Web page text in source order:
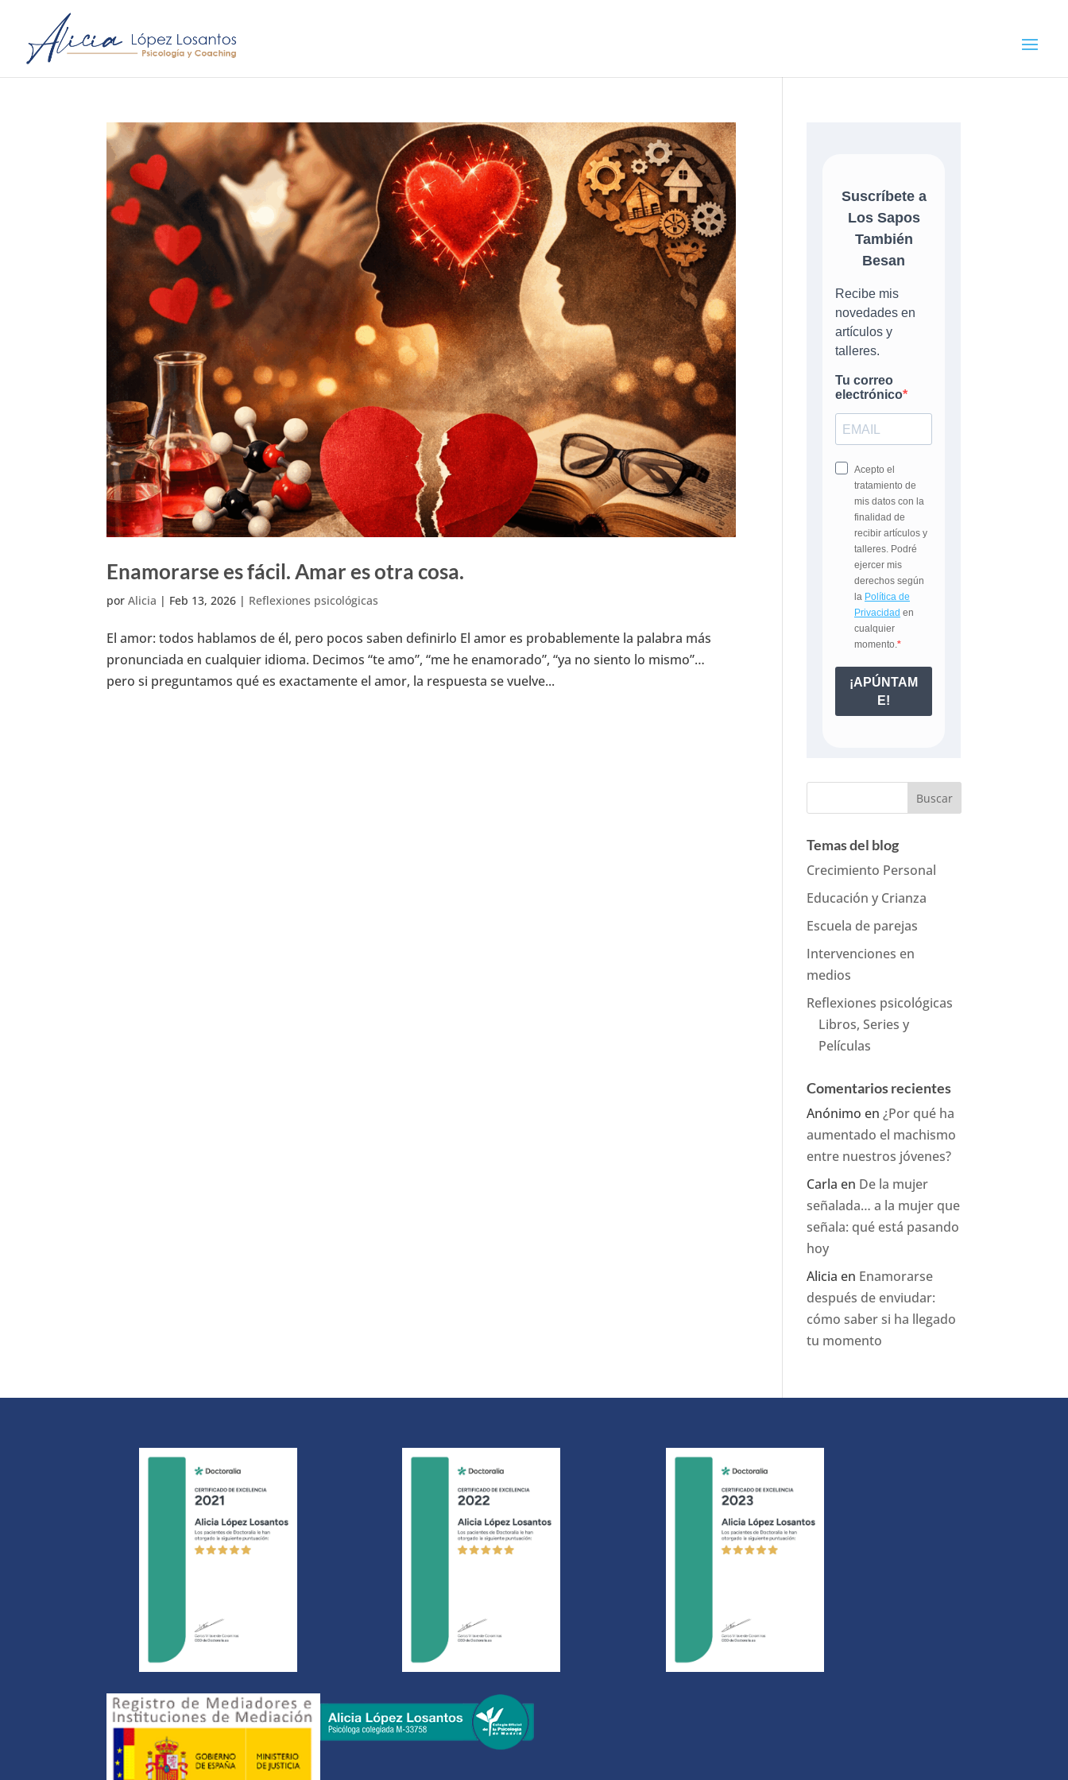
Enamorarse es fácil. Amar es otra cosa.
porAlicia | Feb 13, 2026 | Reflexiones psicológicas
El amor: todos hablamos de él, pero pocos saben definirlo El amor es probablemente la palabra más
pronunciada en cualquier idioma. Decimos “te amo”, “me he enamorado”, “ya no siento lo mismo”…
pero si preguntamos qué es exactamente el amor, la respuesta se vuelve...
Temas del blog
Crecimiento Personal
Educación y Crianza
Escuela de parejas
Intervenciones en
medios
Reflexiones psicológicas
Libros, Series y
Películas
Comentarios recientes
Anónimo en¿Por qué ha
aumentado el machismo
entre nuestros jóvenes?
Carla en De la mujer
señalada… a la mujer que
señala: qué está pasando
hoy
Alicia en Enamorarse
después de enviudar:
cómo saber si ha llegado
tu momento